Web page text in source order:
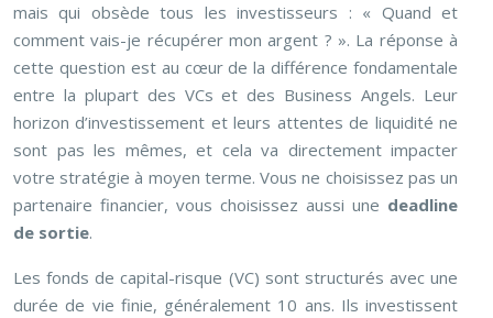
mais qui obsède tous les investisseurs : « Quand et
comment vais-je récupérer mon argent ? ». La réponse à
cette question est au cœur de la différence fondamentale
entre la plupart des VCs et des Business Angels. Leur
horizon d’investissement et leurs attentes de liquidité ne
sont pas les mêmes, et cela va directement impacter
votre stratégie à moyen terme. Vous ne choisissez pas un
partenaire financier, vous choisissez aussi une deadline
de sortie.
Les fonds de capital-risque (VC) sont structurés avec une
durée de vie finie, généralement 10 ans. Ils investissent